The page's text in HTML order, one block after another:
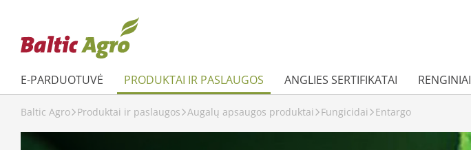
E-PARDUOTUVĖ PRODUKTAI IR PASLAUGOS ANGLIES SERTIFIKATAI RENGINIAI
Baltic Agro Produktai ir paslaugos Augalų apsaugos produktai Fungicidai Entargo